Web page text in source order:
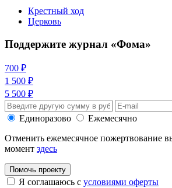
Крестный ход
Церковь
Поддержите журнал «Фома»
700 ₽
1 500 ₽
5 500 ₽
Единоразово
Ежемесячно
Отменить ежемесячное пожертвование
момент здесь
Помочь проекту
Я соглашаюсь с условиями оферты